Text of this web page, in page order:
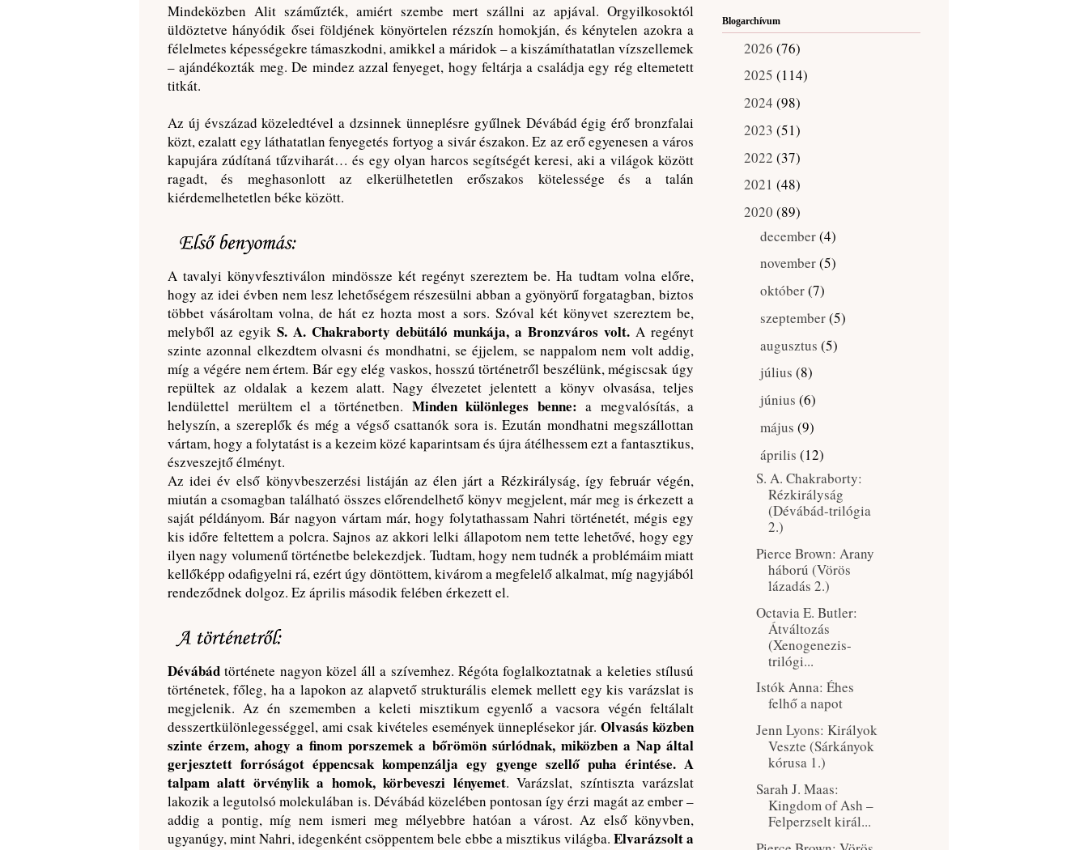
Mindeközben Alit száműzték, amiért szembe mert szállni az apjával. Orgyilkosoktól
üldöztetve hányódik ősei földjének könyörtelen rézszín homokján, és kénytelen azokra a
félelmetes képességekre támaszkodni, amikkel a máridok – a kiszámíthatatlan vízszellemek
– ajándékozták meg. De mindez azzal fenyeget, hogy feltárja a családja egy rég eltemetett
titkát.
Az új évszázad közeledtével a dzsinnek ünneplésre gyűlnek Dévábád égig érő bronzfalai
közt, ezalatt egy láthatatlan fenyegetés fortyog a sivár északon. Ez az erő egyenesen a város
kapujára zúdítaná tűzviharát… és egy olyan harcos segítségét keresi, aki a világok között
ragadt, és meghasonlott az elkerülhetetlen erőszakos kötelessége és a talán
kiérdemelhetetlen béke között.
A tavalyi könyvfesztiválon mindössze két regényt szereztem be. Ha tudtam volna előre,
hogy az idei évben nem lesz lehetőségem részesülni abban a gyönyörű forgatagban, biztos
többet vásároltam volna, de hát ez hozta most a sors. Szóval két könyvet szereztem be,
melyből az egyik S. A. Chakraborty debütáló munkája, a Bronzváros volt. A regényt
szinte azonnal elkezdtem olvasni és mondhatni, se éjjelem, se nappalom nem volt addig,
míg a végére nem értem. Bár egy elég vaskos, hosszú történetről beszélünk, mégiscsak úgy
repültek az oldalak a kezem alatt. Nagy élvezetet jelentett a könyv olvasása, teljes
lendülettel merültem el a történetben. Minden különleges benne: a megvalósítás, a
helyszín, a szereplők és még a végső csattanók sora is. Ezután mondhatni megszállottan
vártam, hogy a folytatást is a kezeim közé kaparintsam és újra átélhessem ezt a fantasztikus,
észveszejtő élményt.
Az idei év első könyvbeszerzési listáján az élen járt a Rézkirályság, így február végén,
miután a csomagban található összes előrendelhető könyv megjelent, már meg is érkezett a
saját példányom. Bár nagyon vártam már, hogy folytathassam Nahri történetét, mégis egy
kis időre feltettem a polcra. Sajnos az akkori lelki állapotom nem tette lehetővé, hogy egy
ilyen nagy volumenű történetbe belekezdjek. Tudtam, hogy nem tudnék a problémáim miatt
kellőképp odafigyelni rá, ezért úgy döntöttem, kivárom a megfelelő alkalmat, míg nagyjából
rendeződnek dolgoz. Ez április második felében érkezett el.
Dévábádtörténete nagyon közel áll a szívemhez. Régóta foglalkoztatnak a keleties stílusú
történetek, főleg, ha a lapokon az alapvető strukturális elemek mellett egy kis varázslat is
megjelenik. Az én szememben a keleti misztikum egyenlő a vacsora végén feltálalt
desszertkülönlegességgel, ami csak kivételes események ünneplésekor jár.Olvasás közben
szinte érzem, ahogy a finom porszemek a bőrömön súrlódnak, miközben a Nap által
gerjesztett forróságot éppencsak kompenzálja egy gyenge szellő puha érintése. A
talpam alatt örvénylik a homok, körbeveszi lényemet. Varázslat, színtiszta varázslat
lakozik a legutolsó molekulában is. Dévábád közelében pontosan így érzi magát az ember –
addig a pontig, míg nem ismeri meg mélyebbre hatóan a várost. Az első könyvben,
ugyanúgy, mint Nahri, idegenként csöppentem bele ebbe a misztikus világba. Elvarázsolt a
Blogarchívum
2026 (76)
2025 (114)
2024 (98)
2023 (51)
2022 (37)
2021 (48)
2020 (89)
►december(4)
►november(5)
►október(7)
szeptember(5)
►augusztus(5)
július(8)
június(6)
►május(9)
▼április(12)
S. A. Chakraborty:
Rézkirályság
(Dévábád-trilógia
2.)
Pierce Brown: Arany
háború (Vörös
lázadás 2.)
Octavia E. Butler:
Átváltozás
(Xenogenezis-
trilógi...
Istók Anna: Éhes
felhő a napot
Jenn Lyons: Királyok ​
Veszte (Sárkányok
kórusa 1.)
Sarah J. Maas:
Kingdom ​of Ash –
Felperzselt királ...